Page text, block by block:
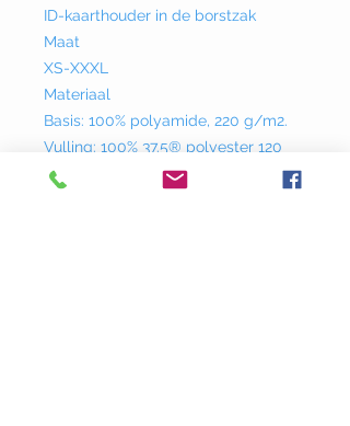
ID-kaarthouder in de borstzak
Maat
XS-XXXL
Materiaal
Basis: 100% polyamide, 220 g/m2.
Vulling: 100% 37.5® polyester 120
g/m². Versterking: 100% polyamide